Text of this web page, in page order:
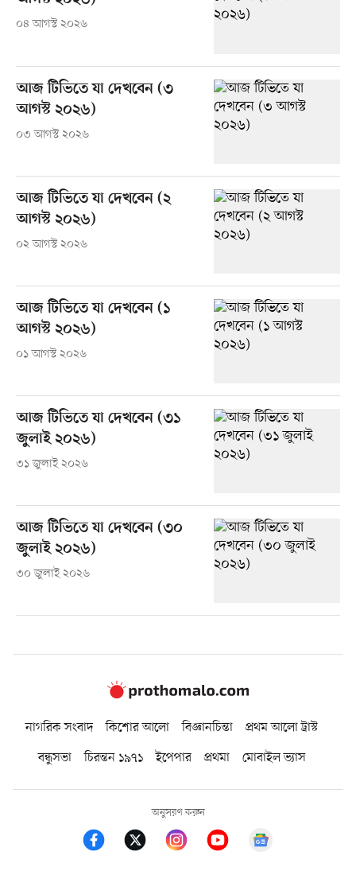
০৪ আগস্ট ২০২৬
আজ টিভিতে যা দেখবেন (৩
আগস্ট ২০২৬)
০৩ আগস্ট ২০২৬
আজ টিভিতে যা দেখবেন (২
আগস্ট ২০২৬)
০২ আগস্ট ২০২৬
আজ টিভিতে যা দেখবেন (১
আগস্ট ২০২৬)
০১ আগস্ট ২০২৬
আজ টিভিতে যা দেখবেন (৩১
জুলাই ২০২৬)
৩১ জুলাই ২০২৬
আজ টিভিতে যা দেখবেন (৩০
জুলাই ২০২৬)
৩০ জুলাই ২০২৬
নাগরিক সংবাদ কিশোর আলো বিজ্ঞানচিন্তা
প্রথম আলো ট্রাস্ট
বন্ধুসভা
চিরন্তন ১৯৭১ ইপেপার প্রথমা মোবাইল ভ্যাস
অনুসরণ করুন